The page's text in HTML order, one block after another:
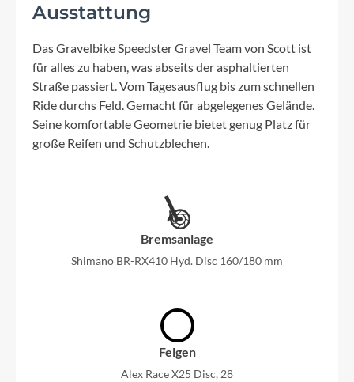
Ausstattung
Das Gravelbike Speedster Gravel Team von Scott ist
für alles zu haben, was abseits der asphaltierten
Straße passiert. Vom Tagesausflug bis zum schnellen
Ride durchs Feld. Gemacht für abgelegenes Gelände.
Seine komfortable Geometrie bietet genug Platz für
große Reifen und Schutzblechen.
Bremsanlage
Shimano BR-RX410 Hyd. Disc 160/180 mm
Felgen
Alex Race X25 Disc, 28